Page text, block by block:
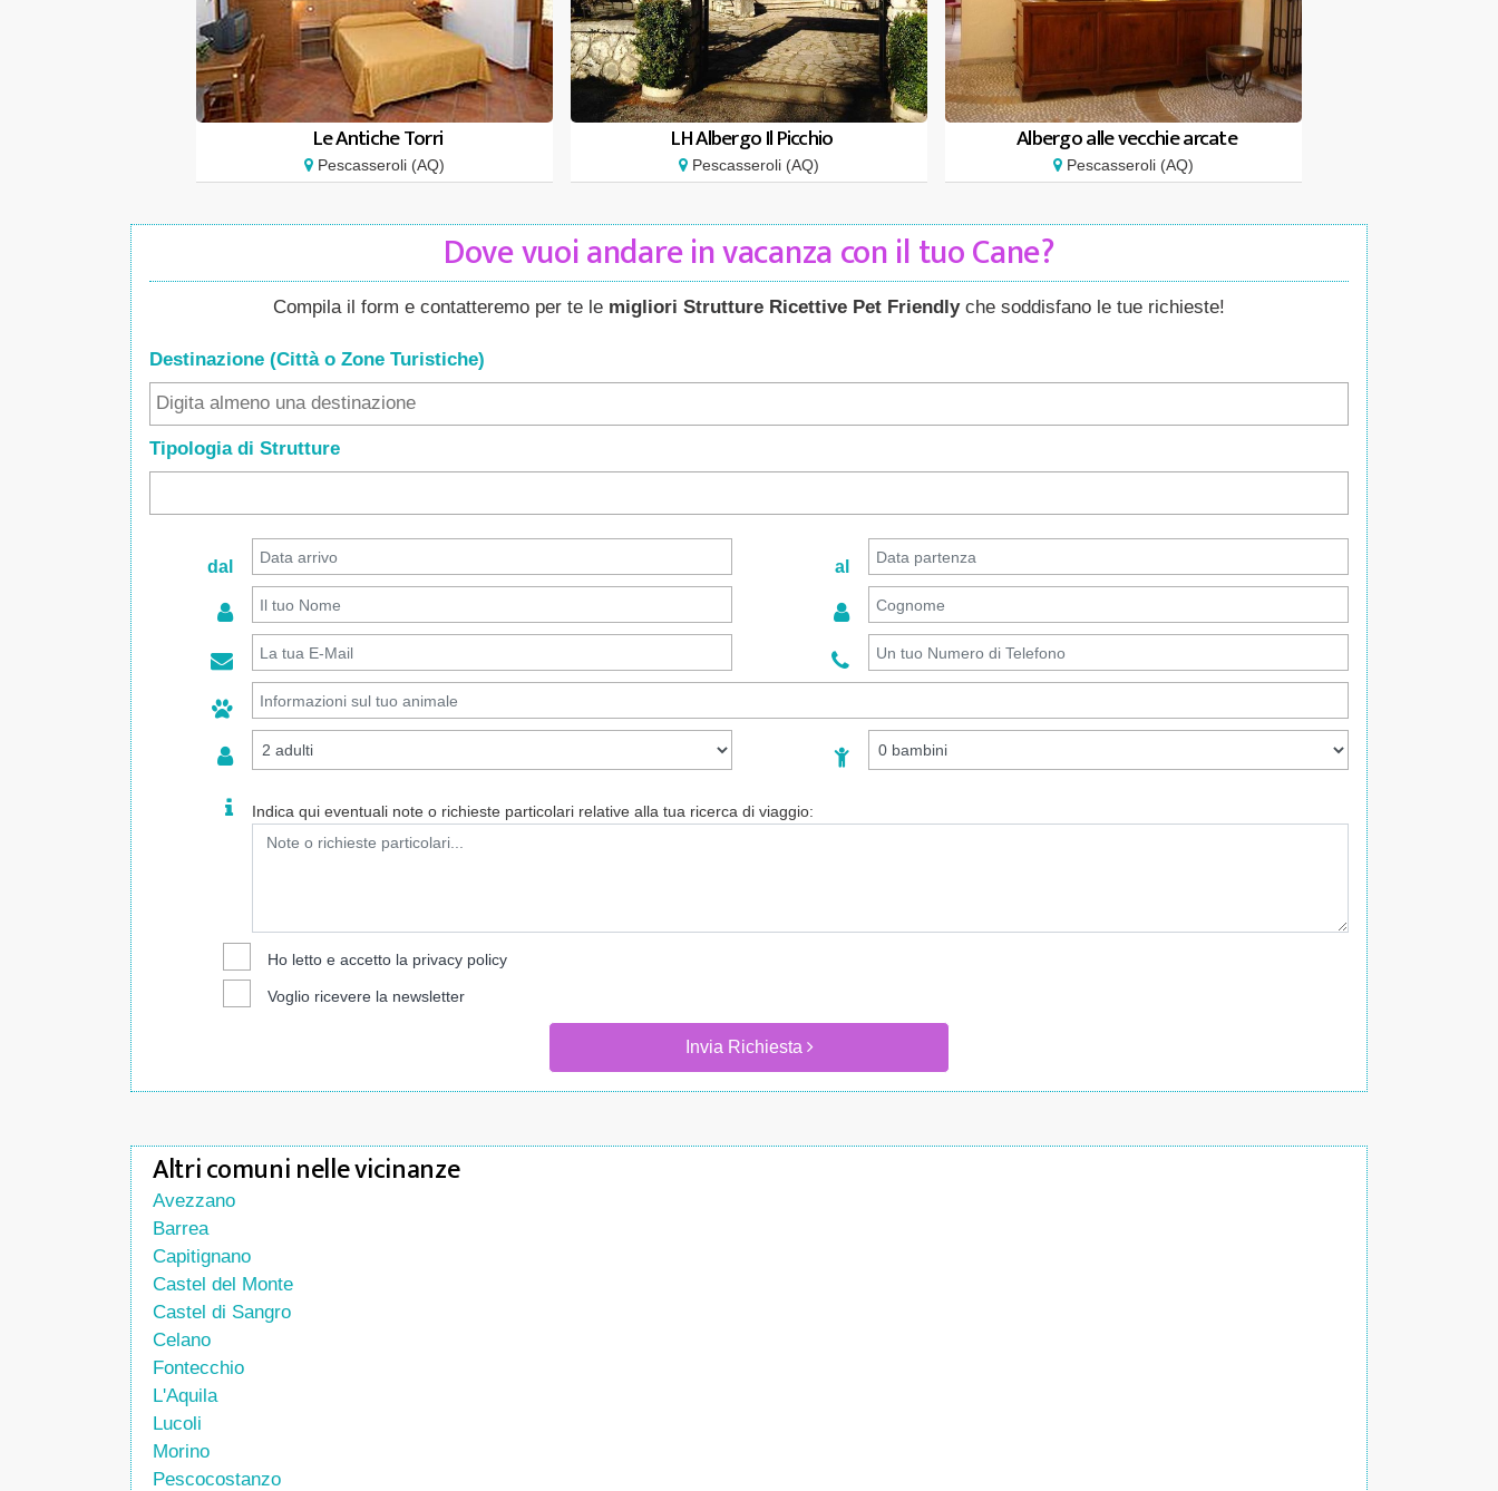
Le Antiche Torri
Pescasseroli (AQ)
LH Albergo Il Picchio
Pescasseroli (AQ)
Albergo alle vecchie arcate
Pescasseroli (AQ)
Dove vuoi andare in vacanza con il tuo Cane?
Compila il form e contatteremo per te le migliori Strutture Ricettive Pet Friendlyche soddisfano le tue richieste!
Destinazione (Città o Zone Turistiche)
Tipologia di Strutture
dal al
Indica qui eventuali note o richieste particolari relative alla tua ricerca di viaggio:
Ho letto e accetto la privacy policy
Voglio ricevere la newsletter
Invia Richiesta
Altri comuni nelle vicinanze
Avezzano
Barrea
Capitignano
Castel del Monte
Castel di Sangro
Celano
Fontecchio
L'Aquila
Lucoli
Morino
Pescocostanzo